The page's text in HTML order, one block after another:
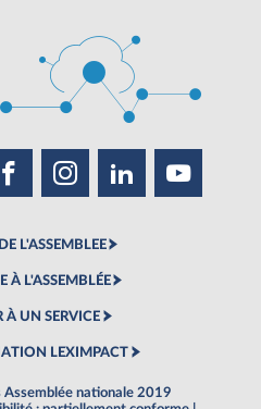
L'ASSEMBLEE
À L'ASSEMBLÉE
À UN SERVICE
LEXIMPACT
nationale 2019